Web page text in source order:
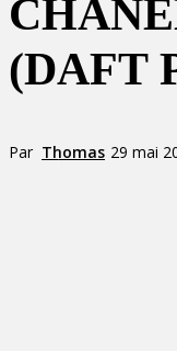
(DAFT
Par Thomas 29 mai